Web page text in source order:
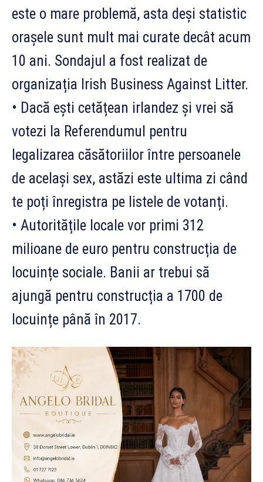
este o mare problemă, asta deși statistic
orașele sunt mult mai curate decât acum
10 ani. Sondajul a fost realizat de
organizația Irish Business Against Litter.
• Dacă ești cetățean irlandez și vrei să
votezi la Referendumul pentru
legalizarea căsătoriilor între persoanele
de același sex, astăzi este ultima zi când
te poți înregistra pe listele de votanți.
• Autoritățile locale vor primi 312
milioane de euro pentru construcția de
locuințe sociale. Banii ar trebui să
ajungă pentru construcția a 1700 de
locuințe până în 2017.